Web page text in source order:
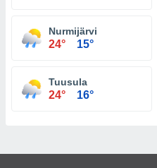
Nurmijärvi
24° 15°
Tuusula
24° 16°